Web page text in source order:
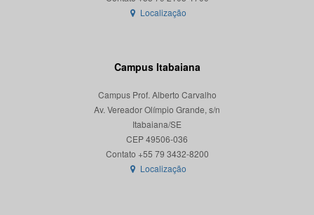
Localização
Campus Itabaiana
Campus Prof. Alberto Carvalho
Av. Vereador Olímpio Grande, s/n
Itabaiana/SE
CEP 49506-036
Localização